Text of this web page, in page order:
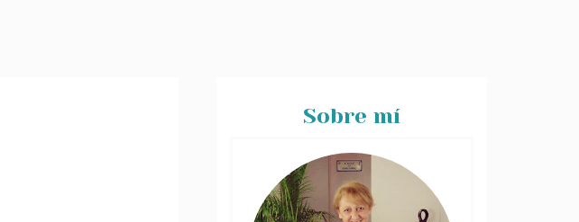
Sobre mí